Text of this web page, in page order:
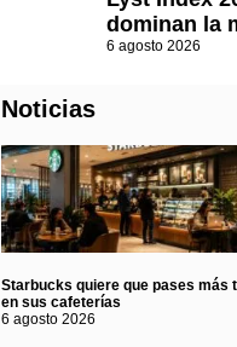
dominan la
6 agosto 2026
Noticias
Starbucks quiere que pases más
en sus cafeterías
6 agosto 2026